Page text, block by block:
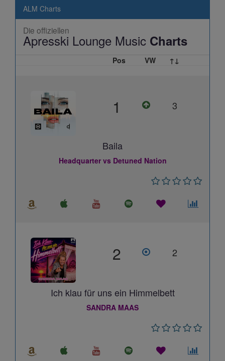
ALM Charts
Die offiziellen
Apresski Lounge Music Charts
Pos VW ↑↓
1 3
Baila
Headquarter vs Detuned Nation
2 2
Ich klau für uns ein Himmelbett
SANDRA MAAS